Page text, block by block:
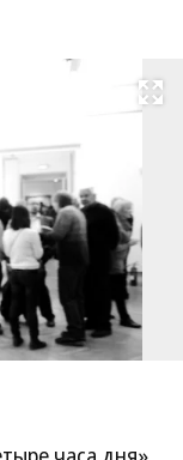
Развернуть